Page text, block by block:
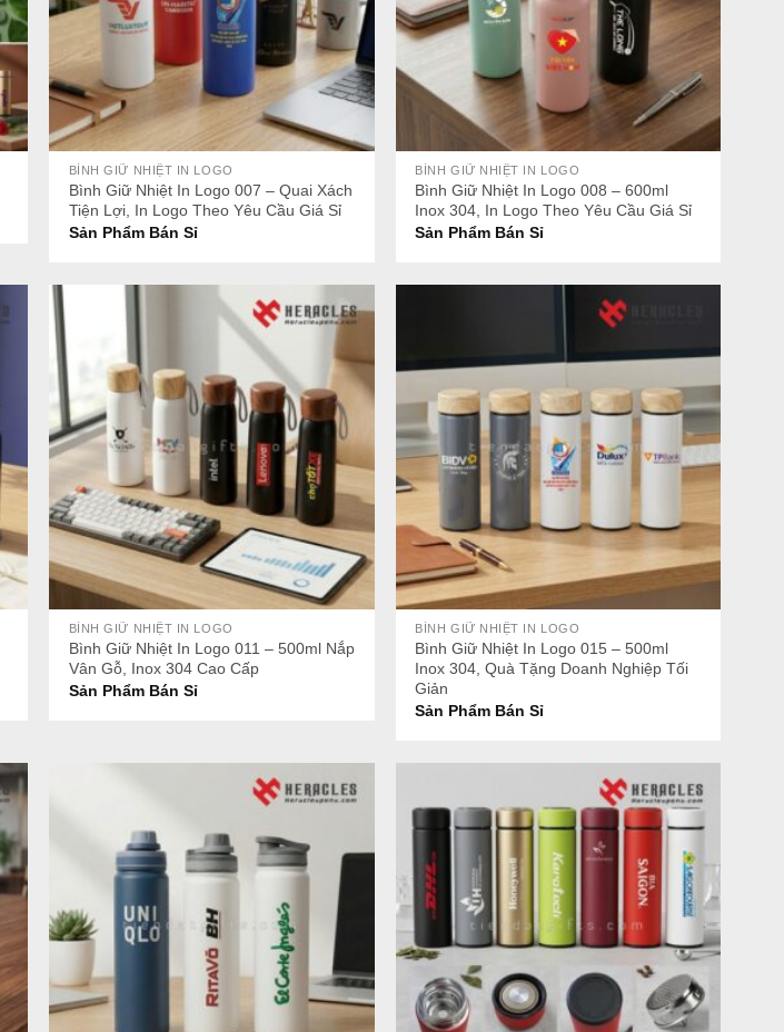
+
BÌNH GIỮ NHIỆT IN LOGO
Bình Giữ Nhiệt In Logo 007 – Quai Xách
Tiện Lợi, In Logo Theo Yêu Cầu Giá Sỉ
Sản Phẩm Bán Sỉ
BÌNH GIỮ NHIỆT IN LOGO
Bình Giữ Nhiệt In Logo 008 – 600ml
Inox 304, In Logo Theo Yêu Cầu Giá Sỉ
Sản Phẩm Bán Sỉ
+
BÌNH GIỮ NHIỆT IN LOGO
Bình Giữ Nhiệt In Logo 011 – 500ml Nắp
Vân Gỗ, Inox 304 Cao Cấp
Sản Phẩm Bán Sỉ
+
BÌNH GIỮ NHIỆT IN LOGO
Bình Giữ Nhiệt In Logo 015 – 500ml
Inox 304, Quà Tặng Doanh Nghiệp Tối
Giản
Sản Phẩm Bán Sỉ